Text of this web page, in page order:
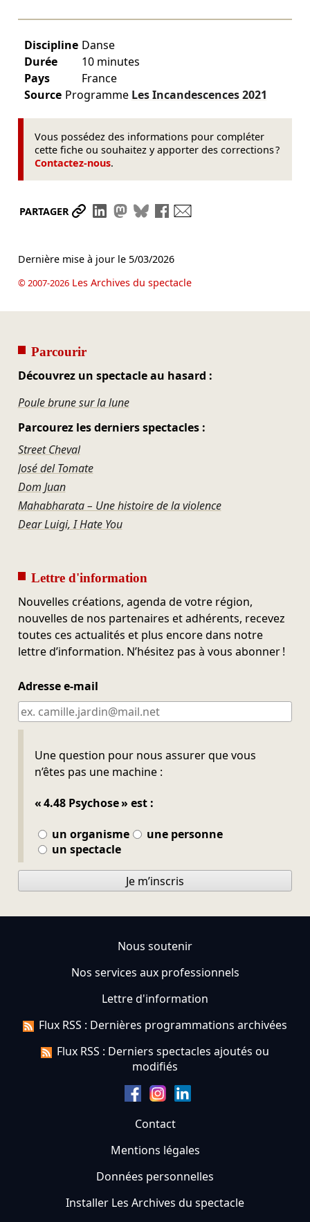
Discipline Danse
Durée
10 minutes
Pays
France
Source Programme Les Incandescences2021
Vous possédez des informations pour compléter
cette fiche ou souhaitez y apporter des corrections ?
Contactez-nous.
PARTAGER Partager le lien
Partager sur LinkedIn
Partager sur Mastodon
Partager sur Bluesky
Partager sur Facebook
Dernière mise à jour le 5/03/2026
© 2007-2026Les Archives du spectacle
Parcourir
Découvrez un spectacle au hasard :
Poule brune sur la lune
Parcourez les derniers spectacles :
Street Cheval
José del Tomate
Dom Juan
Mahabharata – Une histoire de la violence
Dear Luigi, I Hate You
Lettre d'information
Nouvelles créations, agenda de votre région,
nouvelles de nos partenaires et adhérents, recevez
toutes ces actualités et plus encore dans notre
lettre d’information. N’hésitez pas à vous abonner !
Adresse e-mail
Une question pour nous assurer que vous
n’êtes pas une machine :
« 4.48 Psychose » est :
un organisme
une personne
un spectacle
Ne pas remplir
Je m’inscris
Nous soutenir
Nos services aux professionnels
Lettre d'information
Flux RSS : Dernières programmations archivées
Flux RSS : Derniers spectacles ajoutés ou
modifiés
Contact
Mentions légales
Données personnelles
Installer Les Archives du spectacle